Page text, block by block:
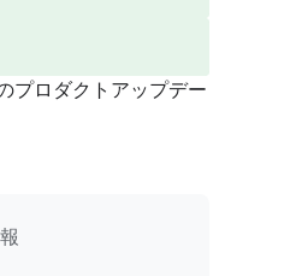
プロダクトアップデー